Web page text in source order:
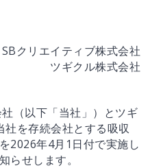
SBクリエイティブ株式会社
ツギクル株式会社
（以下「当社」）とツギ
社を存続会社とする吸収
2026年4月1日付で実施し
らせします。